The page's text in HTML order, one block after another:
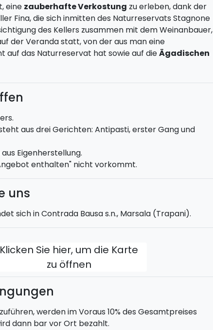
eine zauberhafte Verkostung zu erleben, dank der
Fina, die sich inmitten des Naturreservats Stagnone
des Kellers zusammen mit dem Weinanbauer,
der Veranda statt, von der aus man eine
auf das Naturreservat hat sowie auf dieÄgadischen
das Beste, um euch einen Einblick in die
Leben im Weinkeller zu geben.
aus drei Gerichten: Antipasti, erster Gang und
Eigenherstellung.
enthalten" nicht vorkommt.
uns
sich in Contrada Bausa s.n., Marsala (Trapani).
Klicken Sie hier, um die Karte
zu öffnen
werden im Voraus 10% des Gesamtpreises
dann bar vor Ort bezahlt.